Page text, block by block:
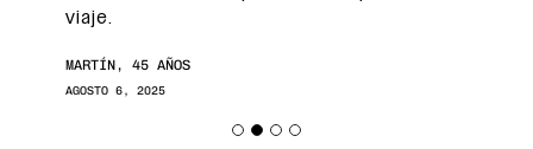
viaje.
MARTÍN, 45 AÑOS
AGOSTO 6, 2025